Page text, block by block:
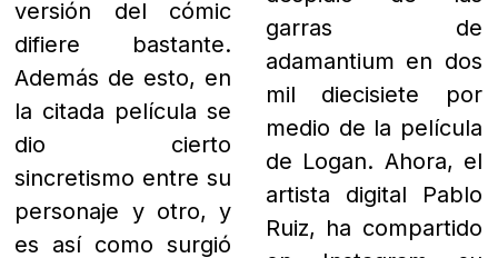
versión del cómic
difiere bastante.
Además de esto, en
la citada película se
dio cierto
sincretismo entre su
personaje y otro, y
es así como surgió
garras de
adamantium en dos
mil diecisiete por
medio de la película
de Logan. Ahora, el
artista digital Pablo
Ruiz, ha compartido